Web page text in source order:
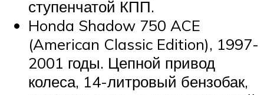
ступенчатой КПП.
Honda Shadow 750 ACE
(American Classic Edition), 1997-
2001 годы. Цепной привод
колеса, 14-литровый бензобак,